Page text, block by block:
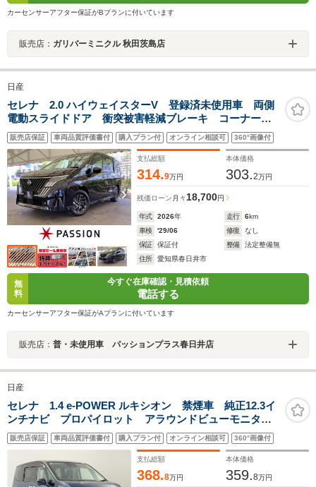
カーセンサーアフター保証がBプランに付いています
販売店： ガリバーミニクル 秋田茨島店
日産
セレナ 2.0 ハイウェイスターV 登録済未使用車 両側
電動スライドドア 衝突被害軽減ブレーキ コーナーセ
ンサー スマートキー アダクティブクルーズコントロ
ール アルミホイール アイドリングストップ アラウ
ンドビューモニター
販売店保証 車両品質評価書付 購入プラン付 オンライン相談可 360°画像付
支払総額
314.9万円
本体価格
303.2万円
残価ローン 月々 18,700円
年式 2026年 走行 6km
車検
'29/06 修復
なし
保証
保証付 整備
法定整備無
住所
愛知県春日井市
無
料
今すぐ在庫確認・見積依頼
電話する
カーセンサーアフター保証がAプランに付いています
販売店： 普・未使用車 パッションプラス春日井店
日産
セレナ 1.4 e-POWER ルキシオン 禁煙車 純正12.3イ
ンチナビ プロパイロット アラウンドビューモニタ
ー ETC2.0 デジタルインナーミラー エマージェンシ
ーブレーキ レーンキープアシスト 両側パワースライ
ドドア シートヒーター
販売店保証 車両品質評価書付 購入プラン付 オンライン相談可 360°画像付
支払総額
368.8万円
本体価格
359.8万円